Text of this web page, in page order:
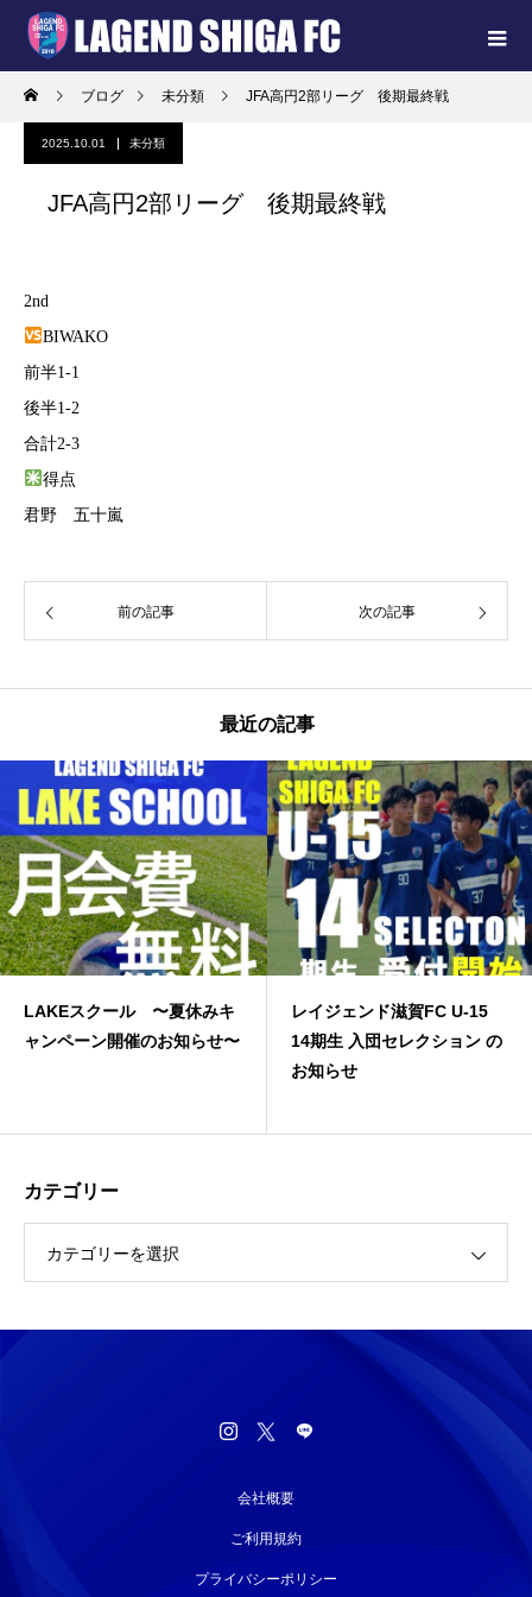
ブログ 未分類 JFA高円2部リーグ 後期最終戦
2025.10.01 未分類
JFA高円2部リーグ 後期最終戦
2nd
BIWAKO
前半1-1
後半1-2
合計2-3
得点
君野 五十嵐
前の記事 次の記事
最近の記事
ル 〜夏休みキ
開催のお知らせ〜
レイジェンド滋賀FC U-15
14期生 入団セレクション の
JFA高円
カテゴリー
カテゴリーを選択
会社概要
ご利用規約
プライバシーポリシー